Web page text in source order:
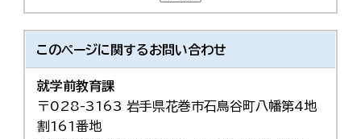
繁體中文
このページに関するお問い合わせ
就学前教育課
〒028-3163 岩手県花巻市石鳥谷町八幡第4地
割161番地